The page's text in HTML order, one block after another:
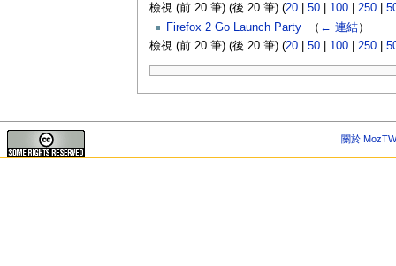
檢視 (前 20 筆) (後 20 筆) (20| 50| 100| 250|
Firefox 2 Go Launch Party‎ （ ← 連結）
檢視 (前 20 筆) (後 20 筆) (20| 50| 100| 250|
關於